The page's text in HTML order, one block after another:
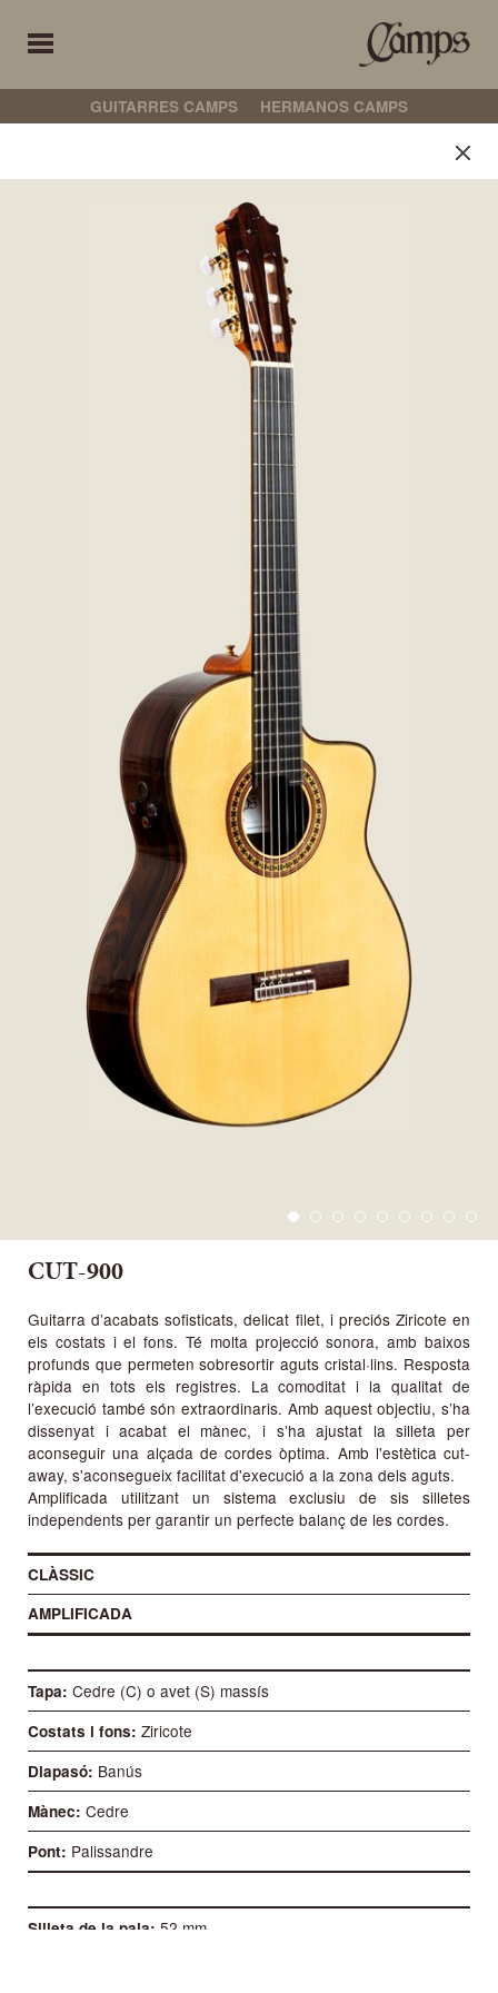
GUITARRES CAMPS HERMANOS CAMPS
Guitarres Camps
Selecciona les teves preferències
FLAMENC CROSSOVER
AMPLIFICADA
CUT-900
Guitarra d’acabats sofisticats, delicat filet, i preciós Ziricote en
els costats i el fons. Té molta projecció sonora, amb baixos
profunds que permeten sobresortir aguts cristal·lins. Resposta
ràpida en tots els registres. La comoditat i la qualitat de
l’execució també són extraordinaris. Amb aquest objectiu, s’ha
dissenyat i acabat el mànec, i s’ha ajustat la silleta per
aconseguir una alçada de cordes òptima. Amb l'estètica cut-
away, s'aconsegueix facilitat d'execució a la zona dels aguts.
Amplificada utilitzant un sistema exclusiu de sis silletes
independents per garantir un perfecte balanç de les cordes.
CLÀSSIC
AMPLIFICADA
Tapa Cedre (C) o avet (S) massís
Costats i fons Ziricote
Diapasó Banús
Mànec Cedre
Pont Palissandre
Silleta de la pala 52 mm